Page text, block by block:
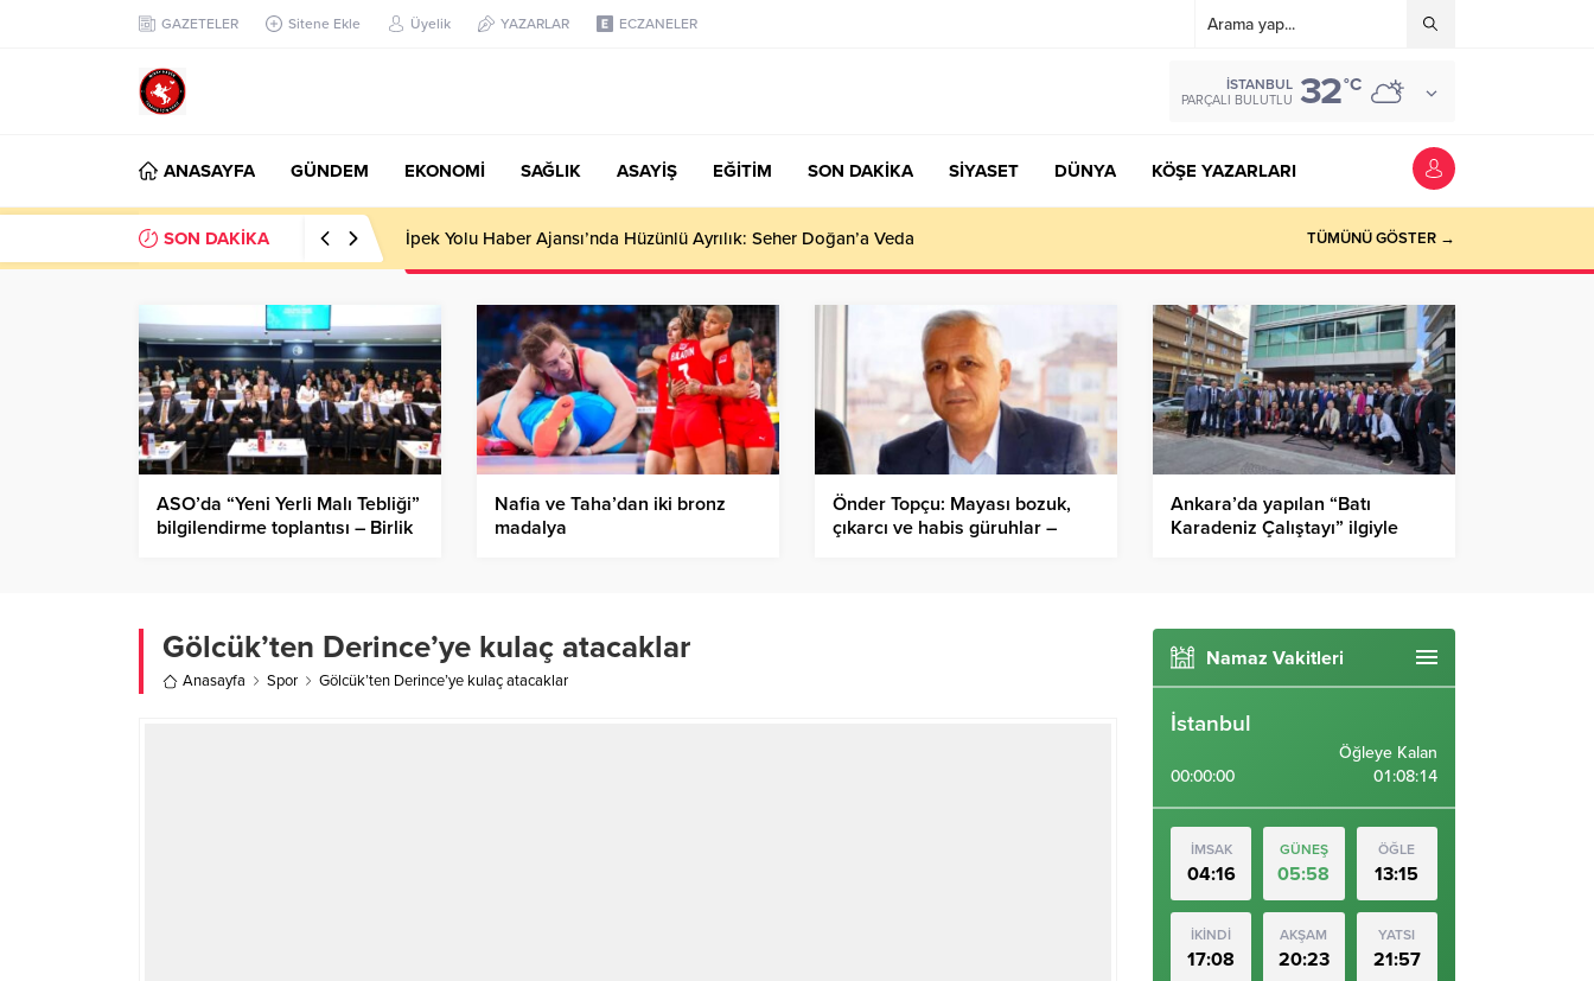
GAZETELER Sitene Ekle Üyelik YAZARLAR ECZANELER
İSTANBUL
PARÇALI BULUTLU 32°C
ANASAYFA GÜNDEM EKONOMİ SAĞLIK ASAYİŞ EĞİTİM SON DAKİKA SİYASET DÜNYA KÖŞE YAZARLARI
SON DAKİKA İpek Yolu Haber Ajansı’nda Hüzünlü Ayrılık: Seher Doğan’a Veda TÜMÜNÜ GÖSTER →
ASO’da “Yeni Yerli Malı Tebliği”
bilgilendirme toplantısı – Birlik
Nafia ve Taha’dan iki bronz
madalya
Önder Topçu: Mayası bozuk,
çıkarcı ve habis güruhlar –
Ankara’da yapılan “Batı
Karadeniz Çalıştayı” ilgiyle
Gölcük’ten Derince’ye kulaç atacaklar
Anasayfa Spor Gölcük’ten Derince’ye kulaç atacaklar
Namaz Vakitleri
İstanbul
00:00:00
Öğleye Kalan
01:08:13
İMSAK
04:16
GÜNEŞ
05:58
ÖĞLE
13:15
İKİNDİ
17:08
AKŞAM
20:23
YATSI
21:57